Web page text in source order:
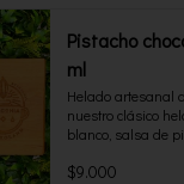
Pistacho
ml
Helado artesanal
nuestro clásico
blanco, salsa de
pistacho. Envase
porciones.
$9.000